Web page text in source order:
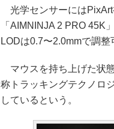
光学センサーにはPixArt
「AIMNINJA 2 PRO 45K
LODは0.7〜2.0mmで調整
マウスを持ち上げた状
称トラッキングテクノロ
しているという。